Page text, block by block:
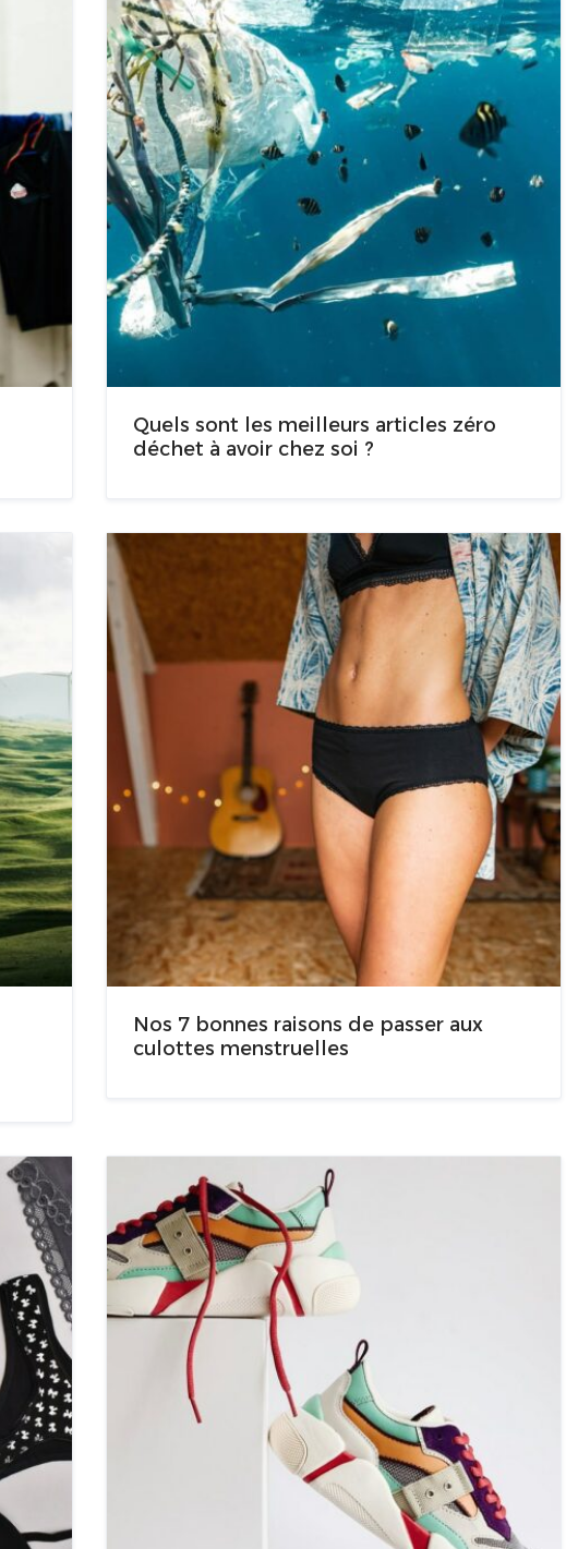
Quels sont les meilleurs articles zéro
déchet à avoir chez soi ?
Nos 7 bonnes raisons de passer aux
culottes menstruelles